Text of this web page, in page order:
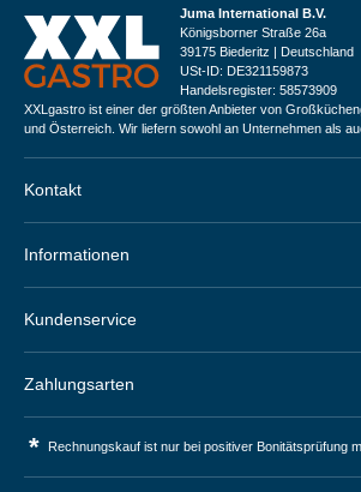
Juma International B.V.
Königsborner Straße 26a
39175 Biederitz | Deutschland
USt-ID: DE321159873
Handelsregister: 58573909
XXLgastro ist einer der größten Anbieter von
und Österreich. Wir liefern sowohl an Unternehmen als
Kontakt
Informationen
Kundenservice
Zahlungsarten
* Rechnungskauf ist nur bei positiver Bonitätsprüfung